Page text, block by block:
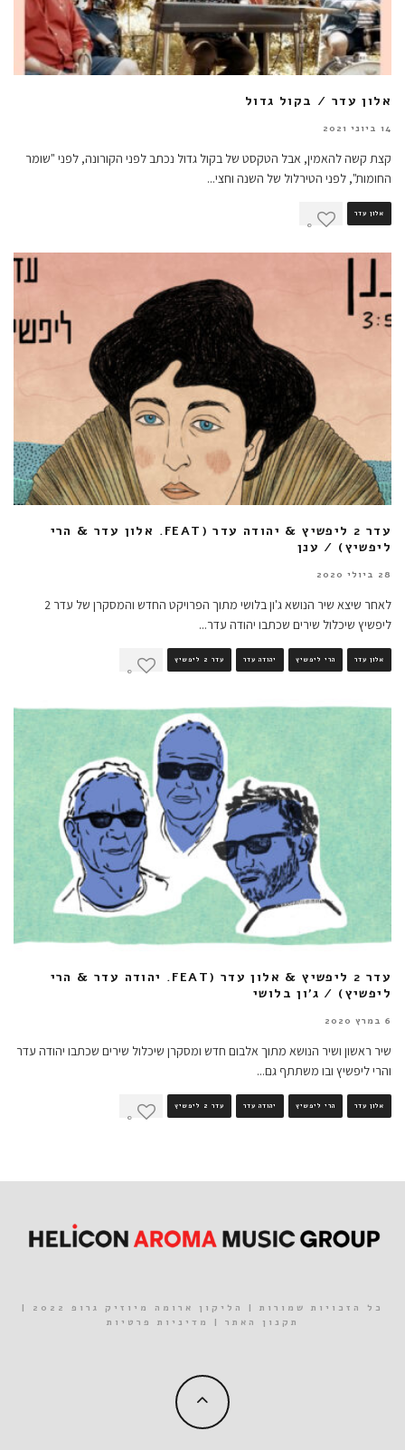
אלון עדר / בקול גדול
14 ביוני 2021
קצת קשה להאמין, אבל הטקסט של בקול גדול נכתב לפני הקורונה, לפני "שומר
החומות", לפני הטירלול של השנה וחצי...
אלון עדר
0
עדר 2 ליפשיץ & יהודה עדר (FEAT. אלון עדר & הרי
ליפשיץ) / ענן
28 ביולי 2020
לאחר שיצא שיר הנושא ג'ון בלושי מתוך הפרויקט החדש והמסקרן של עדר 2
ליפשיץ שיכלול שירים שכתבו יהודה עדר...
אלון עדר הרי ליפשיץ יהודה עדר עדר 2 ליפשיץ
0
עדר 2 ליפשיץ & אלון עדר (FEAT. יהודה עדר & הרי
ליפשיץ) / ג'ון בלושי
6 במרץ 2020
שיר ראשון ושיר הנושא מתוך אלבום חדש ומסקרן שיכלול שירים שכתבו יהודה עדר
והרי ליפשיץ ובו משתתף גם...
אלון עדר הרי ליפשיץ יהודה עדר עדר 2 ליפשיץ
0
כל הזכויות שמורות | הליקון ארומה מיוזיק גרופ 2022 |
תקנון האתר | מדיניות פרטיות